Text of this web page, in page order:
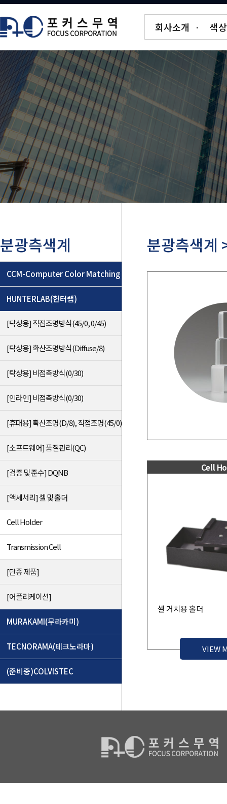
회사소개 · 색
분광측색계
CCM-Computer Color Matching
HUNTERLAB(헌터랩)
[탁상용] 직접조명방식(45/0, 0/45)
[탁상용] 확산조명방식(Diffuse/8)
[탁상용] 비접촉방식(0/30)
[인라인] 비접촉방식(0/30)
[휴대용] 확산조명(D/8), 직접조명(45/0)
[소프트웨어] 품질관리(QC)
[검증 및 준수] DQNB
[액세서리] 셀 및 홀더
Cell Holder
Transmission Cell
[단종 제품]
[어플리케이션]
MURAKAMI(무라카미)
TECNORAMA(테크노라마)
(준비중)COLVISTEC
분광측색계
Cell
셀 거치용 홀더
VIEW